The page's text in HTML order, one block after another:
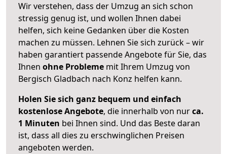
Wir verstehen, dass der Umzug an sich schon
stressig genug ist, und wollen Ihnen dabei
helfen, sich keine Gedanken über die Kosten
machen zu müssen. Lehnen Sie sich zurück – wir
haben garantiert passende Angebote für Sie, das
Ihnen ohne Probleme mit Ihrem Umzug von
Bergisch Gladbach nach Konz helfen kann.
Holen Sie sich ganz bequem und einfach
kostenlose Angebote, die innerhalb von nurca.
1 Minuten bei Ihnen sind. Und das Beste daran
ist, dass all dies zu erschwinglichen Preisen
angeboten werden.